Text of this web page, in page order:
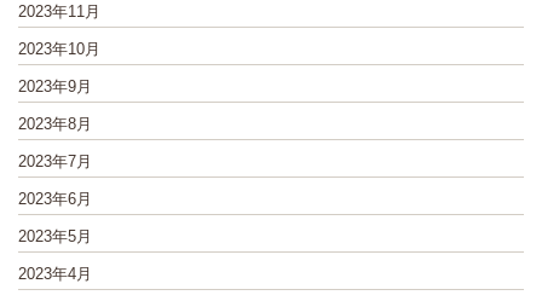
2023年11月
2023年10月
2023年9月
2023年8月
2023年7月
2023年6月
2023年5月
2023年4月